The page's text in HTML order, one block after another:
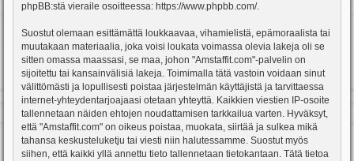
phpBB:stä vieraile osoitteessa: https://www.phpbb.com/.
Suostut olemaan esittämättä loukkaavaa, vihamielistä, epämoraalista tai
muutakaan materiaalia, joka voisi loukata voimassa olevia lakeja oli se
sitten omassa maassasi, se maa, johon "Amstaffit.com"-palvelin on
sijoitettu tai kansainvälisiä lakeja. Toimimalla tätä vastoin voidaan sinut
välittömästi ja lopullisesti poistaa järjestelmän käyttäjistä ja tarvittaessa
internet-yhteydentarjoajaasi otetaan yhteyttä. Kaikkien viestien IP-osoite
tallennetaan näiden ehtojen noudattamisen tarkkailua varten. Hyväksyt,
että "Amstaffit.com" on oikeus poistaa, muokata, siirtää ja sulkea mikä
tahansa keskusteluketju tai viesti niin halutessamme. Suostut myös
siihen, että kaikki yllä annettu tieto tallennetaan tietokantaan. Tätä tietoa